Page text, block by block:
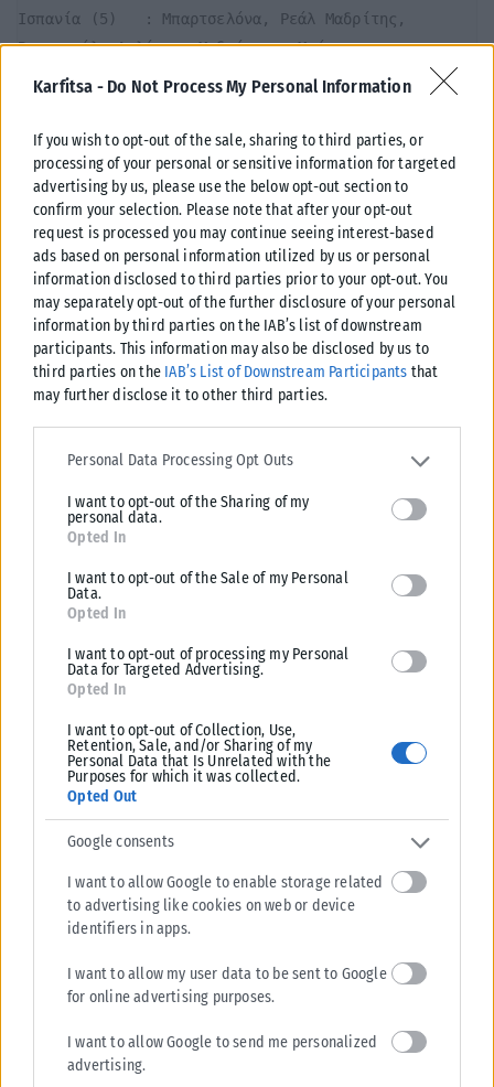
Karfitsa - Do Not Process My Personal Information
If you wish to opt-out of the sale, sharing to third parties, or
processing of your personal or sensitive information for targeted
advertising by us, please use the below opt-out section to
confirm your selection. Please note that after your opt-out
request is processed you may continue seeing interest-based
ads based on personal information utilized by us or personal
information disclosed to third parties prior to your opt-out. You
may separately opt-out of the further disclosure of your personal
information by third parties on the IAB’s list of downstream
participants. This information may also be disclosed by us to
third parties on the IAB’s List of Downstream Participants that
may further disclose it to other third parties.
Please note that this website/app uses one or more Google
services and may gather and store information including but not
deny consent to Google and its third-party tags to use your data
for below specified purposes in below Google consent section.
Personal Data Processing Opt Outs
I want to opt-out of the Sharing of my
personal data.
Opted In
I want to opt-out of the Sale of my Personal
Data.
Opted In
I want to opt-out of processing my Personal
Data for Targeted Advertising.
Opted In
I want to opt-out of Collection, Use,
Retention, Sale, and/or Sharing of my
Personal Data that Is Unrelated with the
Purposes for which it was collected.
Opted Out
Google consents
I want to allow Google to enable storage related
to advertising like cookies on web or device
identifiers in apps.
I want to allow my user data to be sent to Google
for online advertising purposes.
I want to allow Google to send me personalized
advertising.
Ισπανία (5)   : Μπαρτσελόνα, Ρεάλ Μαδρίτης,
Βιγιαρεάλ, Ατλέτικο Μαδρίτης,  Μπέτις
Γερμανία (4)  : Μπάγερν Μονάχου, Μπορούσια
Ιταλία (4)    : Ίντερ, Νάπολι, Ρόμα, Κόμο
Γαλλία (3)    : Παρί Σεν Ζερμέν, Λανς, Λιλ
Ολλανδία (2)  : PSV Αϊντχόφεν, Φέγενορντ
Πορτογαλία (2): Πόρτο, Σπόρτινγκ Λισαβόνας
Βέλγιο (1)    : Κλαμπ Μπριζ
Τσεχία (1)    : Σλάβια Πράγας
Τουρκία (1)   : Γαλατασαράι
Φάση               Ημερ. Κλ.      Ημερ. Αγ.
1ος Προκριματικός 16 Ιουνίου      7-8&14-15
2ος Προκριματικός 17 Ιουνίου      21-22&28-29
Ιουλίου
3ος Προκριματικός 20 Ιουλίου      4-5&11
Αυγούστου
Play-offs          3 Αυγούστου   18-19&25-26
Αυγούστου
League Phase      27 Αυγούστου    8 Σεπτεμβρίου
Νοκ άουτ Playoffs 29 Ιανουαρίου  16-17&23-24/
Φερβρουρίου
Μαρτίου
Προημιτελικοί     26 Φεβρουαρίου  6-7&13-14
Απριλίου
Ημιτελικοί        26 Φεβρουαρίου 27-28 Απριλίου &